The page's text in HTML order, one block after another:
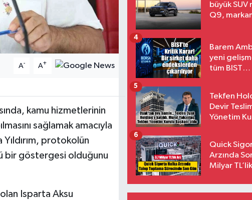
A- A+
kamu hizmetlerinin
sağlamak amacıyla
protokolün
bir göstergesi olduğunu
Isparta Aksu
büyük SUV
Q9,
Barem
yeni
tüm BIST
4
Tekfen
Devir
Yönetim
5
Quick
Arzında
Milyar
Eriyor
6